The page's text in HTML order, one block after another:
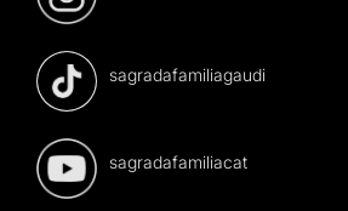
sagradafamiliagaudi
sagradafamiliacat